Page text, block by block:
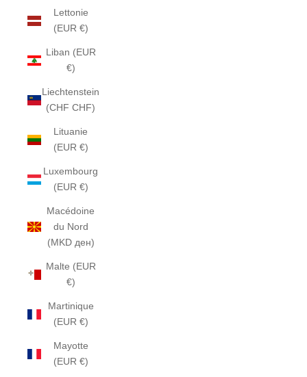
Lettonie
(EUR €)
Liban (EUR
€)
Liechtenstein
(CHF CHF)
Lituanie
(EUR €)
Luxembourg
(EUR €)
Macédoine
du Nord
(MKD ден)
Malte (EUR
€)
Martinique
(EUR €)
Mayotte
(EUR €)